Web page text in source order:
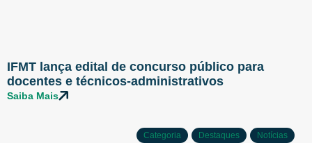
IFMT lança edital de concurso público para
docentes e técnicos-administrativos
Saiba Mais
Categoria Destaques Notícias